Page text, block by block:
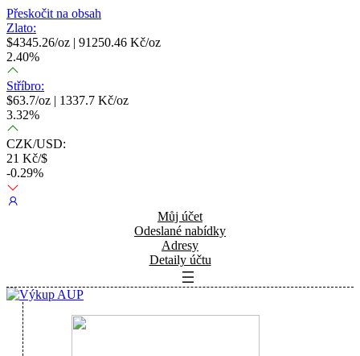
Přeskočit na obsah
Zlato:
$4345.26/oz | 91250.46 Kč/oz
2.40%
Stříbro:
$63.7/oz | 1337.7 Kč/oz
3.32%
CZK/USD:
21 Kč/$
-0.29%
Můj účet
Odeslané nabídky
Adresy
Detaily účtu